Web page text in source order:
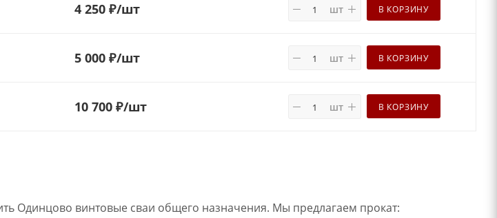
4 250 ₽/шт шт В КОРЗИНУ
5 000 ₽/шт шт В КОРЗИНУ
10 700 ₽/шт шт В КОРЗИНУ
Одинцово винтовые сваи общего назначения. Мы предлагаем прокат: